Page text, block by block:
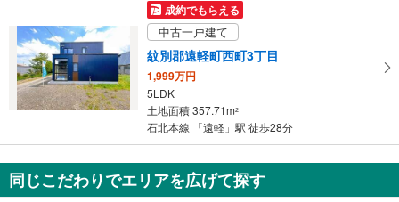
イ
ペ
ー
ジ
に
存
す
る
成約でもらえる
中古一戸建て
紋別郡遠軽町西町3丁目
1,999万円
5LDK
土地面積 357.71m2
石北本線 「遠軽」駅 徒歩28分
同じこだわりでエリアを広げて探す